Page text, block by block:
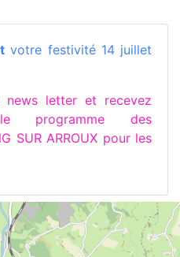
votre festivité 14 juillet
news letter et recevez
programme des
SUR ARROUX pour les